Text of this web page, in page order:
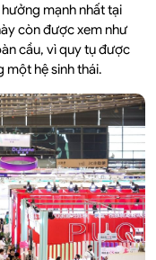
mạnh nhất tại
còn được xem như
cầu, vì quy tụ được
một hệ sinh thái.